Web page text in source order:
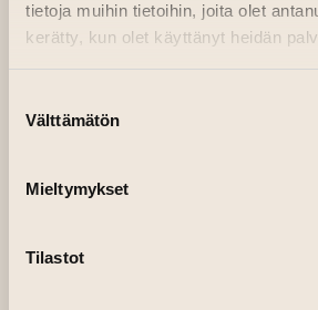
tietoja muihin tietoihin, joita olet
kerätty, kun olet käyttänyt heidän
valinta
Välttämätön
Mieltymykset
Tilastot